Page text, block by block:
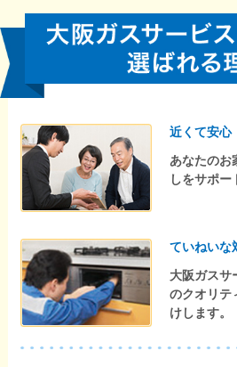
近くて安心
あなたのお
しをサポー
ていねいな
大阪ガスサ
のクオリテ
けします。